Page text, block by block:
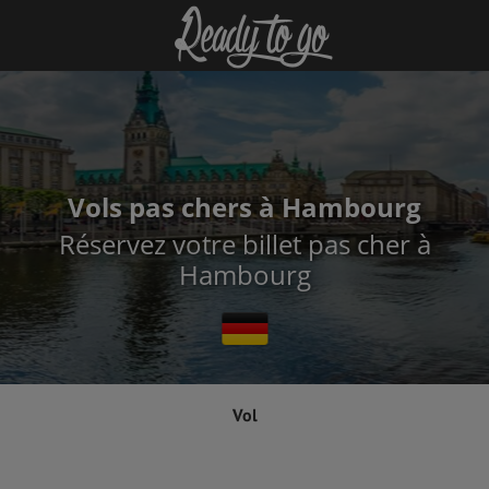
Vols pas chers à Hambourg
Réservez votre billet pas cher à
Hambourg
Vol